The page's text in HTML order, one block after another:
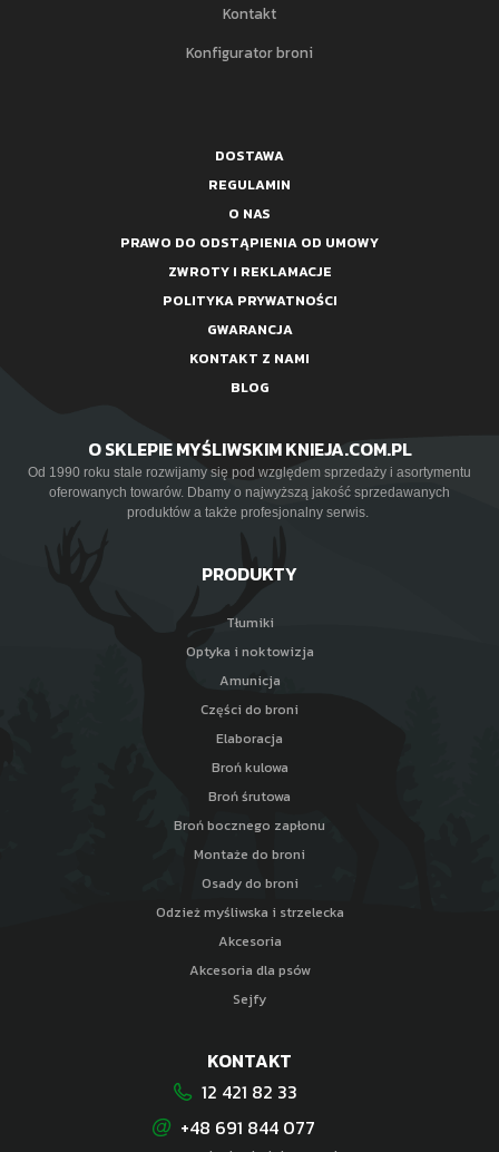
Kontakt
Konfigurator broni
DOSTAWA
REGULAMIN
O NAS
PRAWO DO ODSTĄPIENIA OD UMOWY
ZWROTY I REKLAMACJE
POLITYKA PRYWATNOŚCI
GWARANCJA
KONTAKT Z NAMI
BLOG
O SKLEPIE MYŚLIWSKIM KNIEJA.COM.PL
Od 1990 roku stale rozwijamy się pod względem sprzedaży i asortymentu
oferowanych towarów. Dbamy o najwyższą jakość sprzedawanych
produktów a także profesjonalny serwis.
PRODUKTY
Tłumiki
Optyka i noktowizja
Amunicja
Części do broni
Elaboracja
Broń kulowa
Broń śrutowa
Broń bocznego zapłonu
Montaże do broni
Osady do broni
Odzież myśliwska i strzelecka
Akcesoria
Akcesoria dla psów
Sejfy
KONTAKT
12 421 82 33
+48 691 844 077